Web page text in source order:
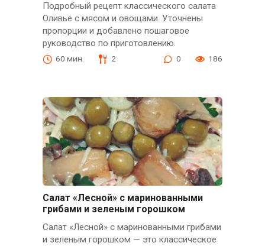
Подробный рецепт классического салата
Оливье с мясом и овощами. Уточнены
пропорции и добавлено пошаговое
руководство по приготовлению.
60 мин. 2 0 186
Салат «Лесной» с маринованными
грибами и зеленым горошком
Салат «Лесной» с маринованными грибами
и зеленым горошком — это классическое